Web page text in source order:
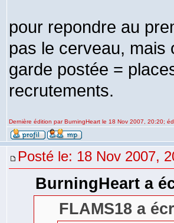
pour repondre au
pas le cerveau, mais
garde postée =
recrutements.
Dernière édition par BurningHeart le 18 Nov 2007, 20:20;
Posté le: 18 Nov 2007,
BurningHeart a
FLAMS18 a